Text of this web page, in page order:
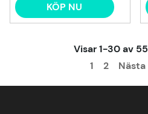
KÖP NU
Visar1-30av 55
1
2 Nästa